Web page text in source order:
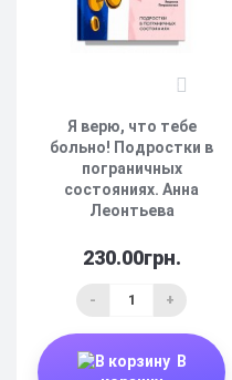
Я верю, что тебе
больно! Подростки в
пограничных
состояниях. Анна
Леонтьева
230.00грн.
- +
В